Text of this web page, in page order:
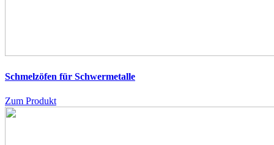
Schmelzöfen für Schwermetalle
Zum Produkt